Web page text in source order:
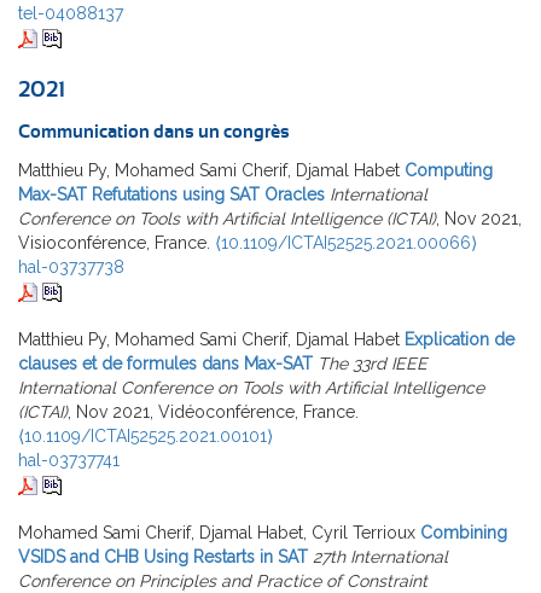
tel-04088137
2021
Communication dans un congrès
Matthieu Py, Mohamed Sami Cherif, Djamal Habet Computing
Max-SAT Refutations using SAT Oracles International
Conference on Tools with Artificial Intelligence (ICTAI), Nov 2021,
Visioconférence, France. ⟨10.1109/ICTAI52525.2021.00066⟩
hal-03737738
Matthieu Py, Mohamed Sami Cherif, Djamal Habet Explication de
clauses et de formules dans Max-SAT The 33rd IEEE
International Conference on Tools with Artificial Intelligence
(ICTAI), Nov 2021, Vidéoconférence, France.
⟨10.1109/ICTAI52525.2021.00101⟩
hal-03737741
Mohamed Sami Cherif, Djamal Habet, Cyril Terrioux Combining
VSIDS and CHB Using Restarts in SAT 27th International
Conference on Principles and Practice of Constraint